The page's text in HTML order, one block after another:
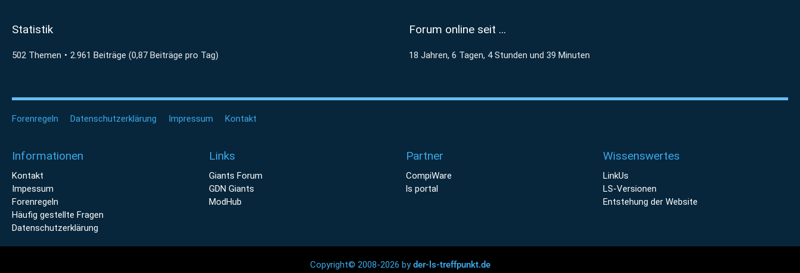
Statistik
502 Themen 2.961 Beiträge (0,87 Beiträge pro Tag)
Forum online seit …
18 Jahren, 6 Tagen, 4 Stunden und 39 Minuten
Forenregeln Datenschutzerklärung Impressum Kontakt
Informationen
Kontakt
Impessum
Forenregeln
Häufig gestellte Fragen
Datenschutzerklärung
Links
Giants Forum
GDN Giants
ModHub
Partner
CompiWare
ls portal
Wissenswertes
LinkUs
LS-Versionen
Entstehung der Website
Copyright© 2008-2026 byder-ls-treffpunkt.de